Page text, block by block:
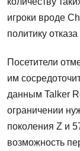
игроки вроде
политику
Посетители
им
данным Talker
ограничении
поколения Z и
возможность